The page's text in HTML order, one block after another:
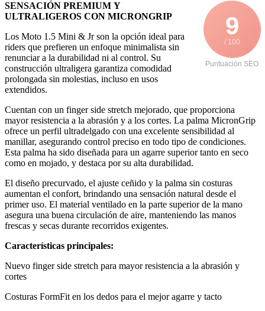
9
/ 100
Puntuación SEO
SENSACIÓN PREMIUM Y
ULTRALIGEROS CON MICRONGRIP
Los Moto 1.5 Mini & Jr son la opción ideal para
riders que prefieren un enfoque minimalista sin
renunciar a la durabilidad ni al control. Su
construcción ultraligera garantiza comodidad
prolongada sin molestias, incluso en usos
extendidos.
Cuentan con un finger side stretch mejorado, que proporciona
mayor resistencia a la abrasión y a los cortes. La palma MicronGrip
ofrece un perfil ultradelgado con una excelente sensibilidad al
manillar, asegurando control preciso en todo tipo de condiciones.
Esta palma ha sido diseñada para un agarre superior tanto en seco
como en mojado, y destaca por su alta durabilidad.
El diseño precurvado, el ajuste ceñido y la palma sin costuras
aumentan el confort, brindando una sensación natural desde el
primer uso. El material ventilado en la parte superior de la mano
asegura una buena circulación de aire, manteniendo las manos
frescas y secas durante recorridos exigentes.
Características principales:
Nuevo finger side stretch para mayor resistencia a la abrasión y
cortes
Costuras FormFit en los dedos para el mejor agarre y tacto